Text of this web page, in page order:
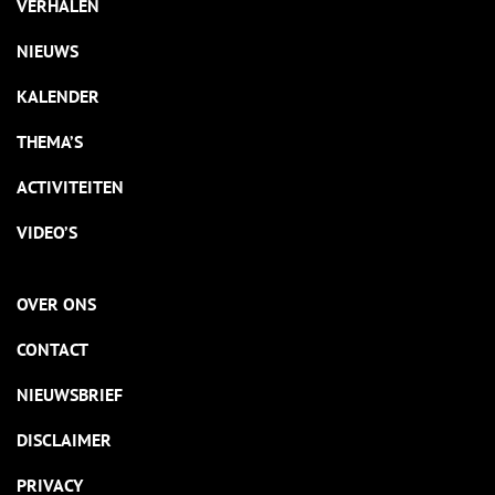
VERHALEN
NIEUWS
KALENDER
THEMA’S
ACTIVITEITEN
VIDEO’S
OVER ONS
CONTACT
NIEUWSBRIEF
DISCLAIMER
PRIVACY